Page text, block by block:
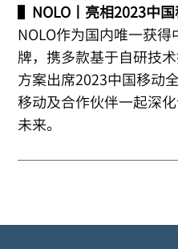
▌ NOLO丨亮相2023中
NOLO作为国内唯一获
牌，携多款基于自研技
方案出席2023中国移动
移动及合作伙伴一起深
未来。